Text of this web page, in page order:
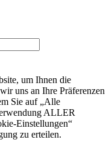
um Ihnen die
uns an Ihre Präferenzen
Sie auf „Alle
ALLER
Einstellungen“
zu erteilen.